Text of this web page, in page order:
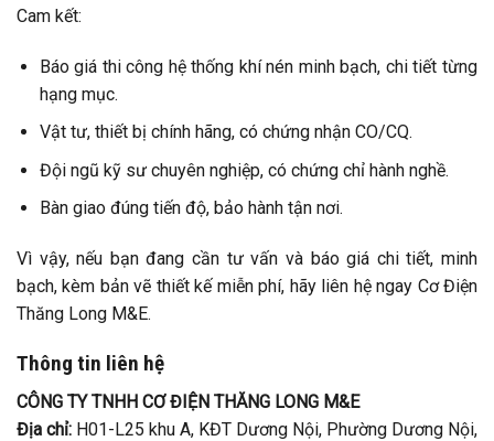
Cam kết:
Báo giá thi công hệ thống khí nén minh bạch, chi tiết từng
hạng mục.
Vật tư, thiết bị chính hãng, có chứng nhận CO/CQ.
Đội ngũ kỹ sư chuyên nghiệp, có chứng chỉ hành nghề.
Bàn giao đúng tiến độ, bảo hành tận nơi.
Vì vậy, nếu bạn đang cần tư vấn và báo giá chi tiết, minh
bạch, kèm bản vẽ thiết kế miễn phí, hãy liên hệ ngay Cơ Điện
Thăng Long M&E.
Thông tin liên hệ
CÔNG TY TNHH CƠ ĐIỆN THĂNG LONG M&E
Địa chỉ: H01-L25 khu A, KĐT Dương Nội, Phường Dương Nội,